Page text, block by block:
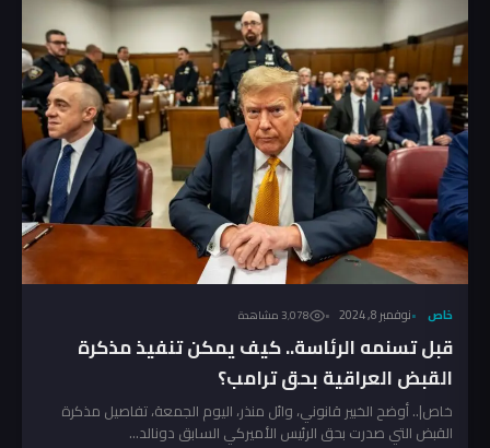
خاص نوفمبر 8, 2024 3٬078 مشاهدة
قبل تسنمه الرئاسة.. كيف يمكن تنفيذ مذكرة
القبض العراقية بحق ترامب؟
خاص|.. أوضح الخبير قانوني، وائل منذر، اليوم الجمعة، تفاصيل مذكرة
القبض التي صدرت بحق الرئيس الأميركي السابق دونالد...